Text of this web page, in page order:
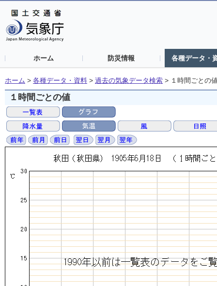
ホーム 防災情報 各種データ・
ホーム > 各種データ・資料 > 過去の気象データ検索 > １時間ごとの
１時間ごとの値